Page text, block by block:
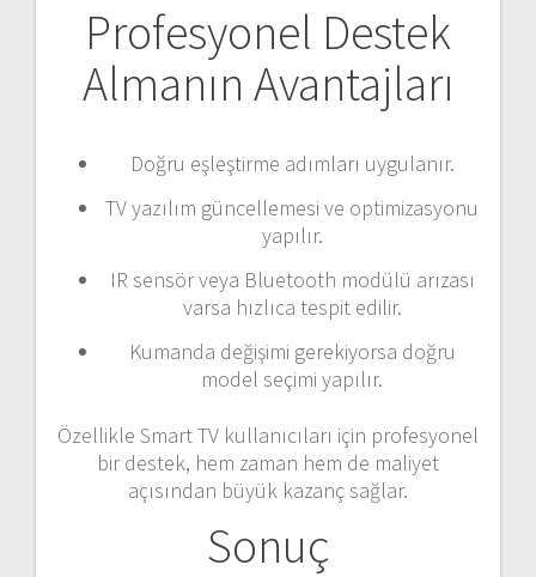
Profesyonel Destek
Almanın Avantajları
Doğru eşleştirme adımları uygulanır.
TV yazılım güncellemesi ve optimizasyonu
yapılır.
IR sensör veya Bluetooth modülü arızası
varsa hızlıca tespit edilir.
Kumanda değişimi gerekiyorsa doğru
model seçimi yapılır.
Özellikle Smart TV kullanıcıları için profesyonel
bir destek, hem zaman hem de maliyet
açısından büyük kazanç sağlar.
Sonuç